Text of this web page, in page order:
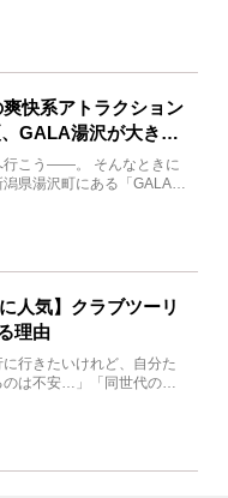
爽快系アトラクション
GALA湯沢が大きく
行こう――。 そんなときに
県湯沢町にある「GALA湯
人気】クラブツーリ
理由
に行きたいけれど、自分た
は不安…」「同世代の方